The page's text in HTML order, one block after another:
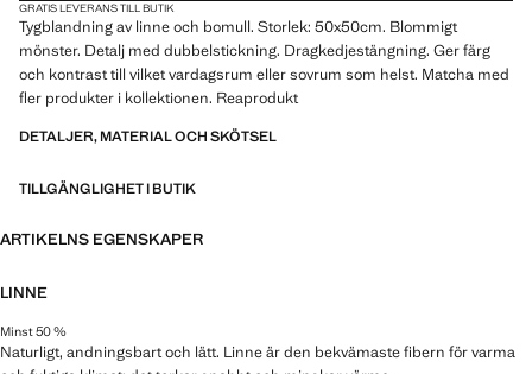
GRATIS LEVERANS TILL BUTIK
Tygblandning av linne och bomull. Storlek: 50x50cm. Blommigt
mönster. Detalj med dubbelstickning. Dragkedjestängning. Ger färg
och kontrast till vilket vardagsrum eller sovrum som helst. Matcha med
fler produkter i kollektionen. Reaprodukt
DETALJER, MATERIAL OCH SKÖTSEL
TILLGÄNGLIGHET I BUTIK
ARTIKELNS EGENSKAPER
LINNE
Minst 50 %
Naturligt, andningsbart och lätt. Linne är den bekvämaste fibern för varma